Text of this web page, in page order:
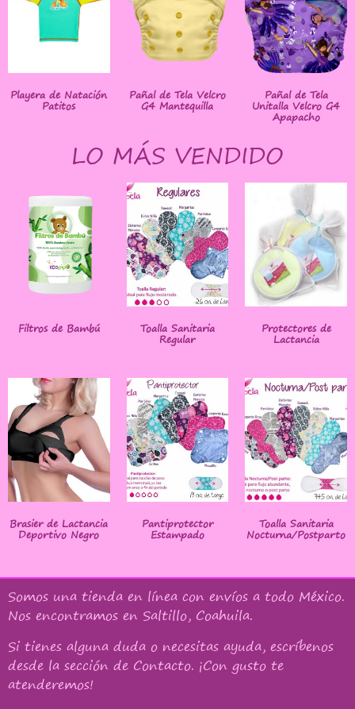
Playera de Natación
Patitos
Pañal de Tela Velcro
G4 Mantequilla
Pañal de Tela
Unitalla Velcro G4
Apapacho
LO MÁS VENDIDO
Filtros de Bambú Toalla Sanitaria
Regular
Protectores de
Lactancia
Brasier de Lactancia
Deportivo Negro
Pantiprotector
Estampado
Toalla Sanitaria
Nocturna/Postparto
Somos una tienda en línea con envíos a todo México.
Nos encontramos en Saltillo, Coahuila.
Si tienes alguna duda o necesitas ayuda, escríbenos
desde la sección de Contacto. ¡Con gusto te
atenderemos!